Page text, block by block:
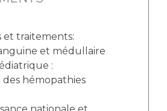
et traitements:
et médullaire
:
des hémopathies